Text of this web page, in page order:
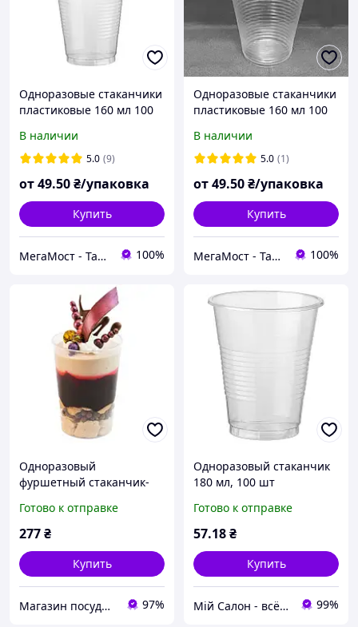
Одноразовые стаканчики
пластиковые 160 мл 100
В наличии
5.0 (9)
от49.50₴/упаковка
Купить
МегаМост - Тара и Упаковка 100%
Одноразовые стаканчики
пластиковые 160 мл 100
и холодных напитков
В наличии
5.0 (1)
от49.50₴/упаковка
Купить
МегаМост - Тара и Упаковка 100%
Одноразовый
фуршетный стаканчик-
прозрачный,
стеклоподобный пластик,
Готово к отправке
277₴
Купить
Магазин посуды Каапс 97%
Одноразовый стаканчик
180 мл, 100 шт
Готово к отправке
57.18₴
Купить
Мій Салон - всё для вашего салона! 99%